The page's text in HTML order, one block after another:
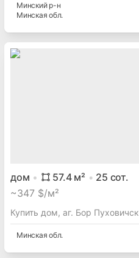
Минскийр-н
Минская обл.
дом 57.4м² 25 сот.
~347 $/м²
Купить дом, аг. Бор
Минская обл.